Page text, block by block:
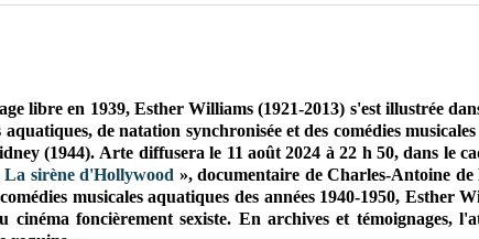
libre en 1939, Esther Williams (1921-2013) s'est illustrée
de natation synchroniséeet des comédies
(1944). Arte diffusera le 11 août 2024 à 22 h 50, dans le
sirène d'Hollywood », documentaire de Charles-Antoine de
musicales aquatiques des années 1940-1950, Esther
foncièrement sexiste. En archives et témoignages,